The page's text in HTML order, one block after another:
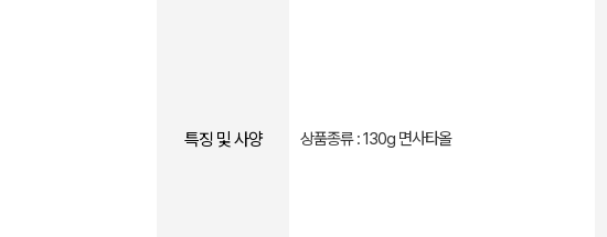
특징 및 사양 상품종류 : 130g 면사타올